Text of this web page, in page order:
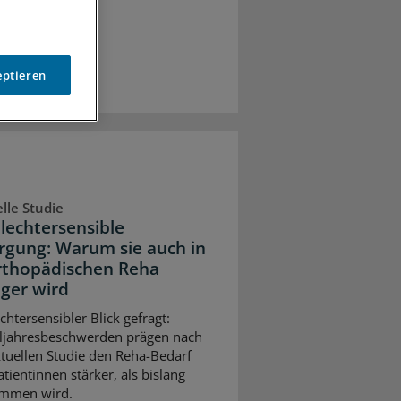
Studie
Warum sie auch in
Reha
wird
Blick gefragt:
prägen nach
Studie den Reha-Bedarf
stärker, als bislang
wird.